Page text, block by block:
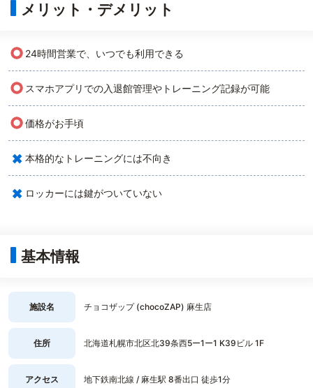
メリット・デメリット
○ 24時間営業で、いつでも利用できる
○ スマホアプリでの入退館管理やトレーニング記録が可能
○価格がお手頃
× 本格的なトレーニングには不向き
× ロッカーには鍵がついていない
基本情報
施設名 チョコザップ (chocoZAP) 麻生店
住所 北海道札幌市北区北39条西5ー1ー1 K39ビル 1F
アクセス 地下鉄南北線 / 麻生駅 8番出口 徒歩1分